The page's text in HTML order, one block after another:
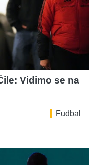
Vidimo se na
Fudbal